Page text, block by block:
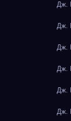
Дж.
Дж.
Дж.
Дж.
Дж.
Дж.